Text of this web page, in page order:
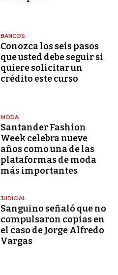
BANCOS
Conozca los seis pasos
que usted debe seguir si
quiere solicitar un
crédito este curso
MODA
Santander Fashion
Week celebra nueve
años como una de las
plataformas de moda
más importantes
JUDICIAL
Sanguino señaló que no
compulsaron copias en
el caso de Jorge Alfredo
Vargas